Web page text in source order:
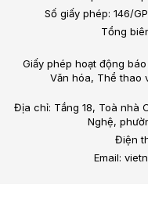
Số giấy phép: 146/
Tổng
Giấy phép hoạt động
Văn hóa, Thể thao
Địa chỉ: Tầng 18, Toà nhà
Nghệ,
Điện
Email: